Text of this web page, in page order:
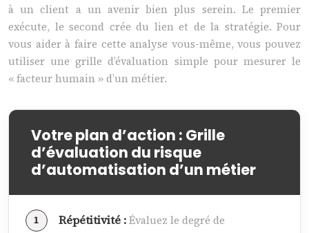
à un client a un avenir bien plus serein. Le premier
exécute, le second crée du lien et de la stratégie. Pour
vous aider à faire cette analyse vous-même, vous pouvez
utiliser une grille d’évaluation simple pour mesurer le
« facteur humain » d’un métier.
Votre plan d’action : Grille
d’évaluation du risque
d’automatisation d’un métier
Répétitivité :Évaluez le degré de